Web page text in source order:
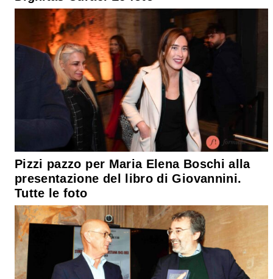
Pizzi pazzo per Maria Elena Boschi alla
presentazione del libro di Giovannini.
Tutte le foto